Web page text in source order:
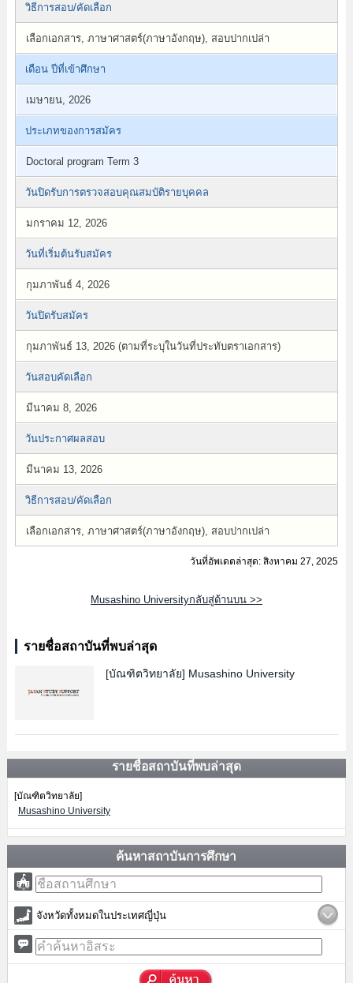
วิธีการสอบ/คัดเลือก
เลือกเอกสาร, ภาษาศาสตร์(ภาษาอังกฤษ), สอบปากเปล่า
เดือน ปีที่เข้าศึกษา
เมษายน, 2026
ประเภทของการสมัคร
Doctoral program Term 3
วันปิดรับการตรวจสอบคุณสมบัติรายบุคคล
มกราคม 12, 2026
วันที่เริ่มต้นรับสมัคร
กุมภาพันธ์ 4, 2026
วันปิดรับสมัคร
กุมภาพันธ์ 13, 2026 (ตามที่ระบุในวันที่ประทับตราเอกสาร)
วันสอบคัดเลือก
มีนาคม 8, 2026
วันประกาศผลสอบ
มีนาคม 13, 2026
วิธีการสอบ/คัดเลือก
เลือกเอกสาร, ภาษาศาสตร์(ภาษาอังกฤษ), สอบปากเปล่า
วันที่อัพเดตล่าสุด: สิงหาคม 27, 2025
Musashino Universityกลับสู่ด้านบน >>
รายชื่อสถาบันที่พบล่าสุด
[บัณฑิตวิทยาลัย] Musashino University
รายชื่อสถาบันที่พบล่าสุด
[บัณฑิตวิทยาลัย]
Musashino University
ค้นหาสถาบันการศึกษา
จังหวัดทั้งหมดในประเทศญี่ปุ่น